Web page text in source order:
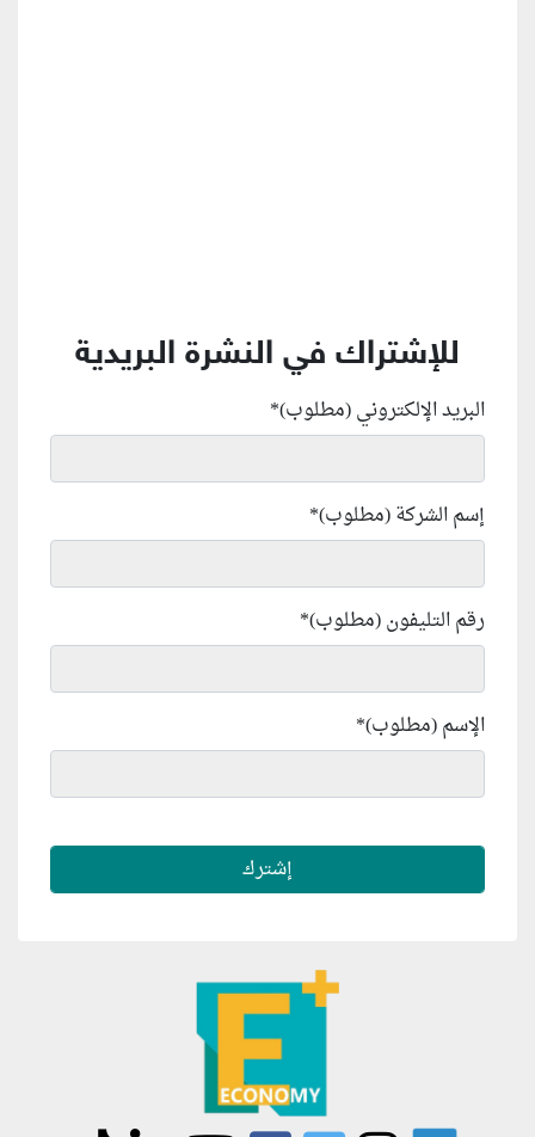
للإشتراك في النشرة البريدية
البريد الإلكتروني (مطلوب)*
إسم الشركة (مطلوب)*
رقم التليفون (مطلوب)*
الإسم (مطلوب)*